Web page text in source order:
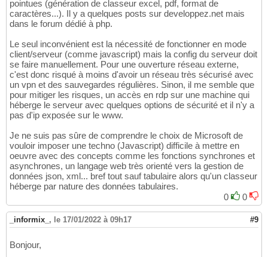
pointues (génération de classeur excel, pdf, format de
caractères...). Il y a quelques posts sur developpez.net mais
dans le forum dédié à php.
Le seul inconvénient est la nécessité de fonctionner en mode
client/serveur (comme javascript) mais la config du serveur doit
se faire manuellement. Pour une ouverture réseau externe,
c'est donc risqué à moins d'avoir un réseau très sécurisé avec
un vpn et des sauvegardes régulières. Sinon, il me semble que
pour mitiger les risques, un accès en rdp sur une machine qui
héberge le serveur avec quelques options de sécurité et il n'y a
pas d'ip exposée sur le www.
Je ne suis pas sûre de comprendre le choix de Microsoft de
vouloir imposer une techno (Javascript) difficile à mettre en
oeuvre avec des concepts comme les fonctions synchrones et
asynchrones, un langage web très orienté vers la gestion de
données json, xml... bref tout sauf tabulaire alors qu'un classeur
héberge par nature des données tabulaires.
0
0
_informix_ , le 17/01/2022 à 09h17 #9
Bonjour,